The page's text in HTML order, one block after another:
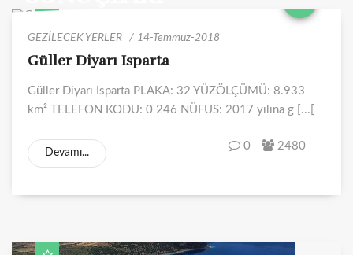
GEZİLECEK YERLER 14-Temmuz-2018
Güller Diyarı Isparta
Güller Diyarı Isparta PLAKA: 32 YÜZÖLÇÜMÜ: 8.933
km² TELEFON KODU: 0 246 NÜFUS: 2017 yılına g [...[
Devamı...
0 2480